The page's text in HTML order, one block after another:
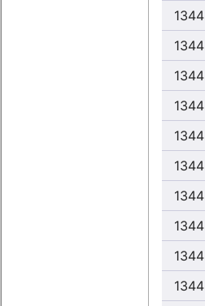
1344
1344
1344
1344
1344
1344
1344
1344
1344
1344